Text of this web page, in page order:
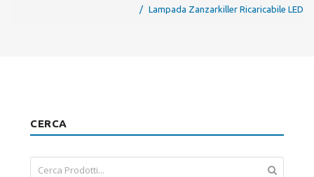
Lampada Zanzarkiller Ricaricabile LED
CERCA